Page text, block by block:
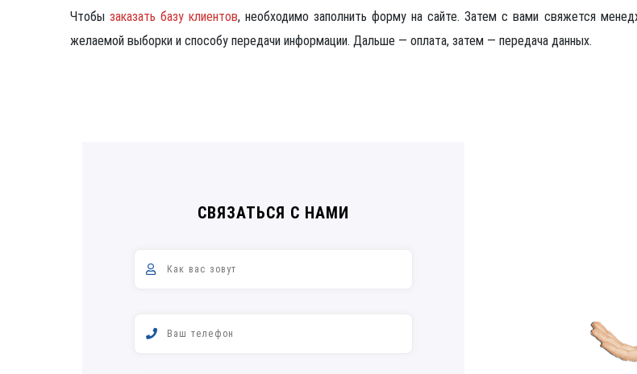
Чтобызаказать базу клиентов, необходимо заполнить форму на сайте. Затем с вами свяжется
желаемой выборки и способу передачи информации. Дальше — оплата, затем — передача данных.
СВЯЗАТЬСЯ С НАМИ